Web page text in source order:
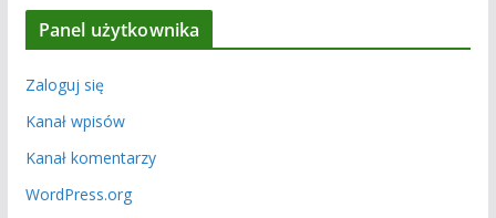
Panel użytkownika
Zaloguj się
Kanał wpisów
Kanał komentarzy
WordPress.org